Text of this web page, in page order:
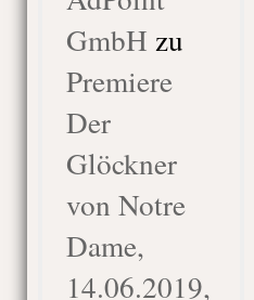
GmbH zu
Premiere
Der
Glöckner
von Notre
Dame,
14.06.2019,